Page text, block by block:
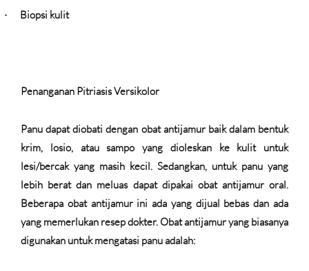
· Biopsi kulit
Penanganan Pitriasis Versikolor
Panu dapat diobati dengan obat antijamur baik dalam bentuk
krim, losio, atau sampo yang dioleskan ke kulit untuk
lesi/bercak yang masih kecil. Sedangkan, untuk panu yang
lebih berat dan meluas dapat dipakai obat antijamur oral.
Beberapa obat antijamur ini ada yang dijual bebas dan ada
yang memerlukan resep dokter. Obat antijamur yang biasanya
digunakan untuk mengatasi panu adalah: